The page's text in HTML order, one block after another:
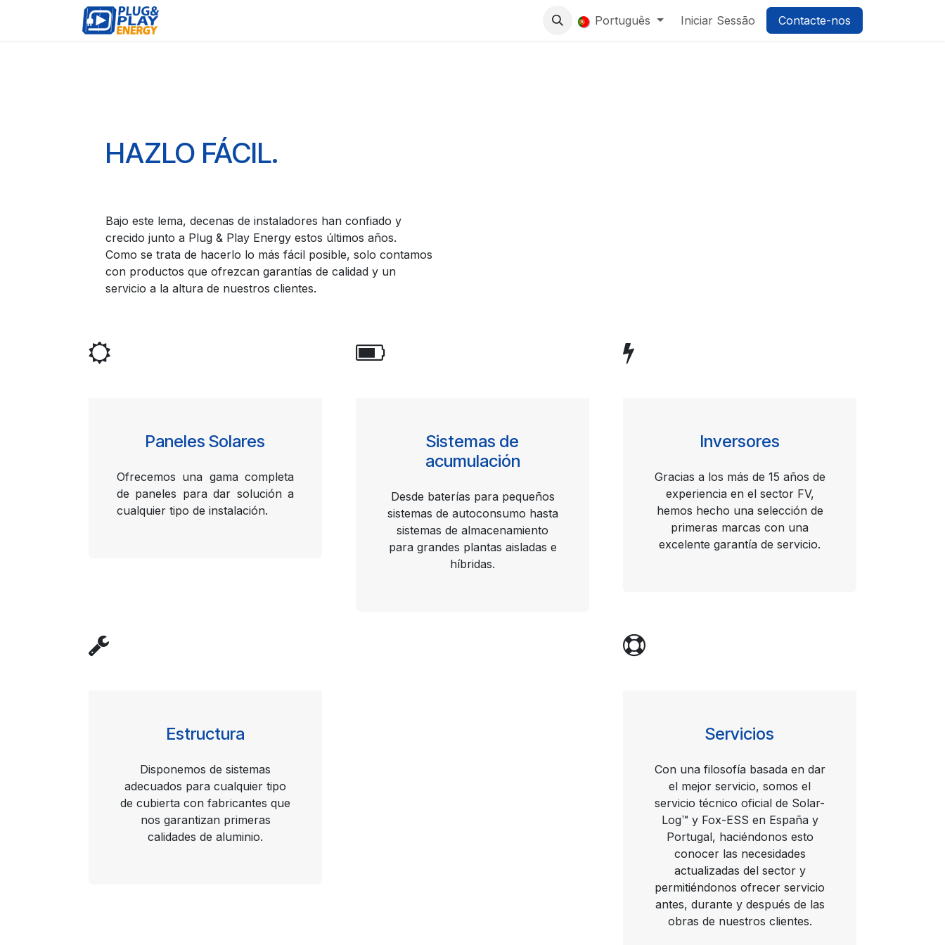
Pular para o conteúdo
0 Português Iniciar Sessão Contacte-nos
HAZLO FÁCIL.
Bajo este lema, decenas de instaladores han confiado y
crecido junto a Plug & Play Energy estos últimos años.
Como se trata de hacerlo lo más fácil posible, solo contamos
con productos que ofrezcan garantías de calidad y un
servicio a la altura de nuestros clientes.
Paneles Solares
Ofrecemos una gama completa
de paneles para dar solución a
cualquier tipo de instalación.
Sistemas de
acumulación
Desde baterías para pequeños
sistemas de autoconsumo hasta
sistemas de almacenamiento
para grandes plantas aisladas e
híbridas.
Inversores
Gracias a los más de 15 años de
experiencia en el sector FV,
hemos hecho una selección de
primeras marcas con una
excelente garantía de servicio.
Estructura
Disponemos de sistemas
adecuados para cualquier tipo
de cubierta con fabricantes que
nos garantizan primeras
calidades de aluminio.
Servicios
Con una filosofía basada en dar
el mejor servicio, somos el
servicio técnico oficial de Solar-
Log™ y Fox-ESS en España y
Portugal, haciéndonos esto
conocer las necesidades
actualizadas del sector y
permitiéndonos ofrecer servicio
antes, durante y después de las
obras de nuestros clientes.